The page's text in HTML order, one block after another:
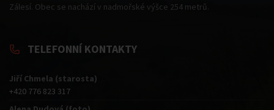
Zálesí. Obec se nachází v nadmořské výšce 254 metrů.
TELEFONNÍ KONTAKTY
Jiří Chmela (starosta)
+420 776 823 317